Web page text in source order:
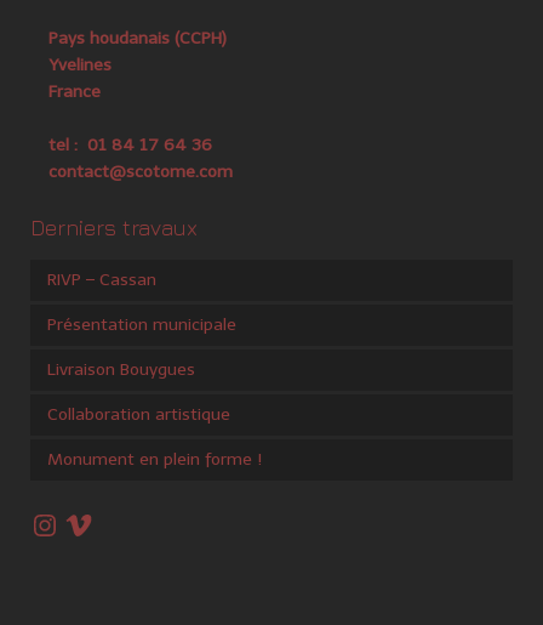
Pays houdanais (CCPH)
Yvelines
France
tel : 01 84 17 64 36
contact@scotome.com
Derniers travaux
RIVP – Cassan
Présentation municipale
Livraison Bouygues
Collaboration artistique
Monument en plein forme !
Instagram
Vimeo